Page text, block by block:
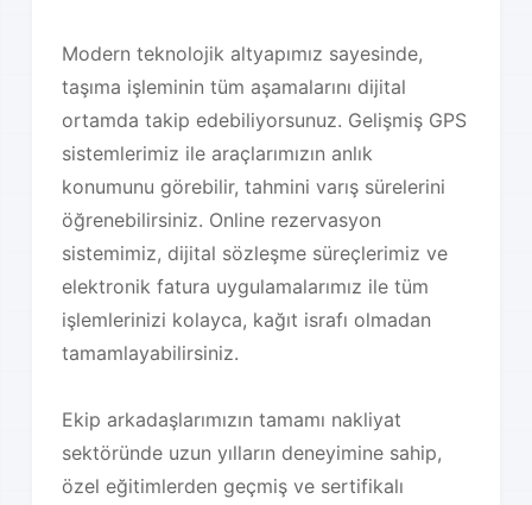
Modern teknolojik altyapımız sayesinde,
taşıma işleminin tüm aşamalarını dijital
ortamda takip edebiliyorsunuz. Gelişmiş GPS
sistemlerimiz ile araçlarımızın anlık
konumunu görebilir, tahmini varış sürelerini
öğrenebilirsiniz. Online rezervasyon
sistemimiz, dijital sözleşme süreçlerimiz ve
elektronik fatura uygulamalarımız ile tüm
işlemlerinizi kolayca, kağıt israfı olmadan
tamamlayabilirsiniz.
Ekip arkadaşlarımızın tamamı nakliyat
sektöründe uzun yılların deneyimine sahip,
özel eğitimlerden geçmiş ve sertifikalı